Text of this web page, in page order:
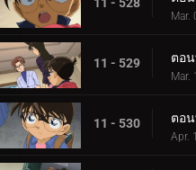
11 - 528
Mar.
11 - 529
Mar.
11 - 530
Apr.